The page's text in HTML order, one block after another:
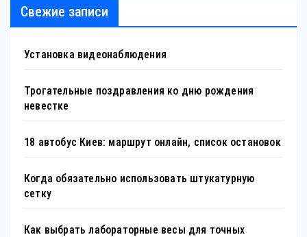
Свежие записи
Установка видеонаблюдения
Трогательные поздравления ко дню рождения
невестке
18 автобус Киев: маршрут онлайн, список остановок
Когда обязательно использовать штукатурную
сетку
Как выбрать лабораторные весы для точных